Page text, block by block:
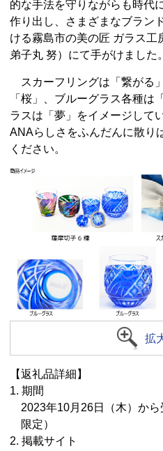
的な手法を守りながらも時代
作り出し、さまざまなブラン
ける霧島市の美の匠 ガラス工
弟子丸 努）にて手がけました。
スカーフリングは「繋がる
「桜」、ブルーグラス各種は
ラスは「夢」をイメージして
ANAらしさをふんだんに散り
ください。
拡
【返礼品詳細】
1. 期間
2023年10月26日（木）か
限定）
2. 掲載サイト